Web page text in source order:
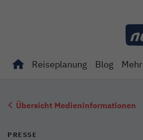
Reiseplanung Blog Mehr
Übersicht Medieninformationen
PRESSE